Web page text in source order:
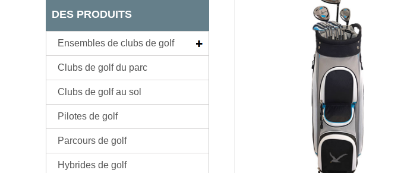
DES PRODUITS
Ensembles de clubs de golf
Clubs de golf du parc
Clubs de golf au sol
Pilotes de golf
Parcours de golf
Hybrides de golf